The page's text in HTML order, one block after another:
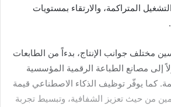
المتراكمة، والارتقاء بمستويات
مختلف جوانب الإنتاج، بدءاً من الطابعات
إلى مصانع الطباعة الرقمية المؤسسية
كما يوفّر توظيف الذكاء الاصطناعي قيمة
من حيث تعزيز الشفافية، وتبسيط تجربة